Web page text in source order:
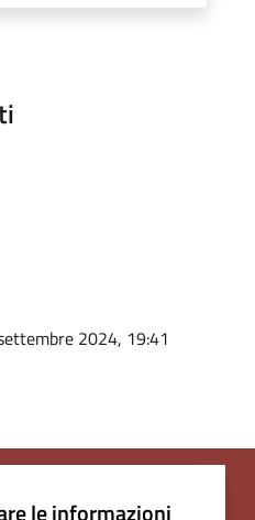
2024, 19:41
le informazioni